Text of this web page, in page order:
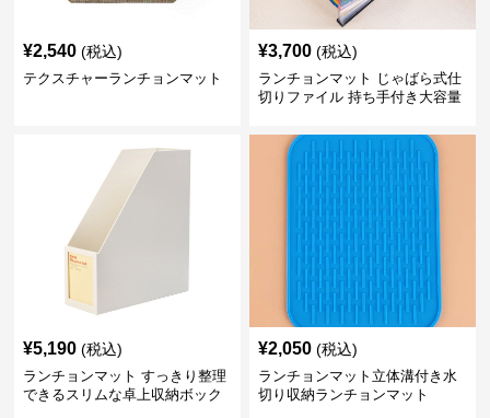
¥2,540 (税込)
テクスチャーランチョンマット
¥3,700 (税込)
ランチョンマット じゃばら式仕
切りファイル 持ち手付き大容量
¥5,190 (税込)
ランチョンマット すっきり整理
できるスリムな卓上収納ボック
¥2,050 (税込)
ランチョンマット立体溝付き水
切り収納ランチョンマット